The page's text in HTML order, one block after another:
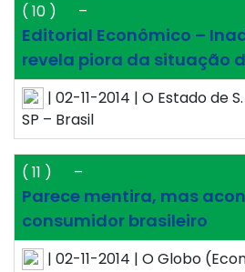
( 10 ) –
Editorial Econômico –
revela piora da situação
| 02-11-2014 | O Estado de
SP – Brasil
( 11 ) –
Parece mentira, mas
consumidor brasileiro
| 02-11-2014 | O Globo